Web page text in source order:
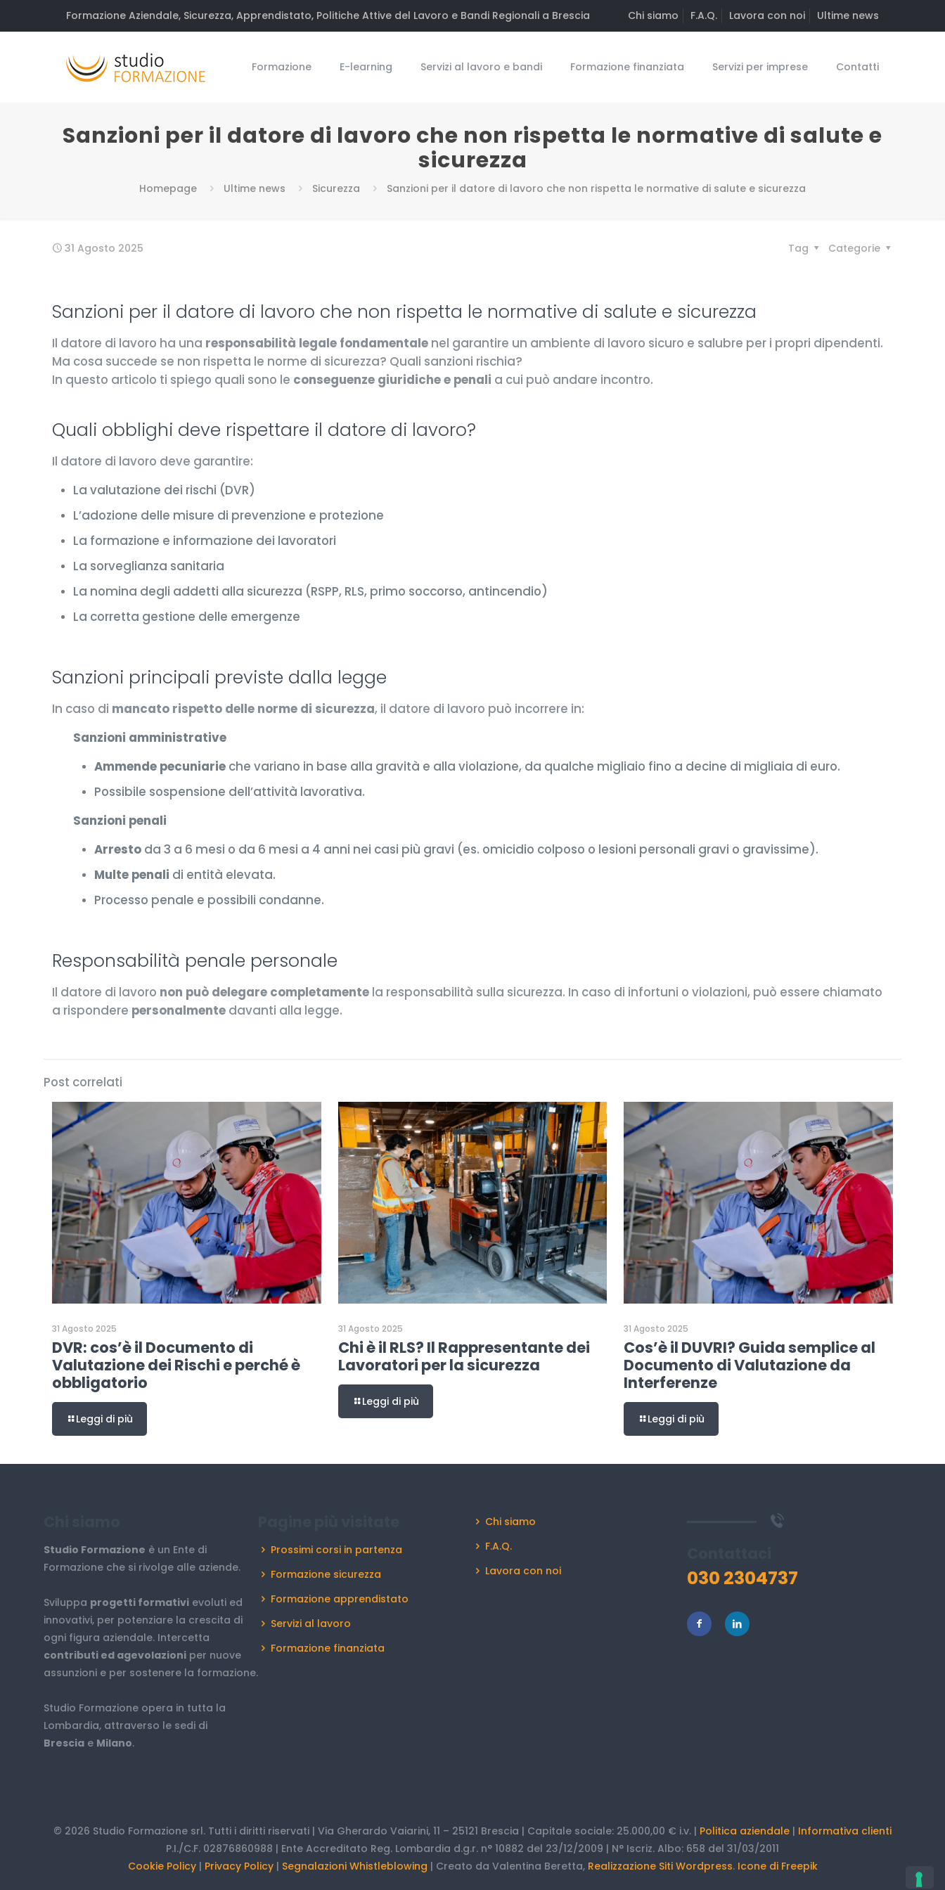
Formazione Aziendale, Sicurezza, Apprendistato, Politiche Attive del Lavoro e Bandi Regionali a Brescia Chi siamo F.A.Q. Lavora con noi Ultime news
Formazione E-learning Servizi al lavoro e bandi Formazione finanziata Servizi per imprese Contatti
Sanzioni per il datore di lavoro che non rispetta le normative di salute e
sicurezza
Homepage Ultime news Sicurezza Sanzioni per il datore di lavoro che non rispetta le normative di salute e sicurezza
31 Agosto 2025 Categorie
Tag
Sanzioni per il datore di lavoro che non rispetta le normative di salute e sicurezza
Il datore di lavoro ha una responsabilità legale fondamentale nel garantire un ambiente di lavoro sicuro e salubre per i propri dipendenti.
Ma cosa succede se non rispetta le norme di sicurezza? Quali sanzioni rischia?
In questo articolo ti spiego quali sono le conseguenze giuridiche e penali a cui può andare incontro.
Quali obblighi deve rispettare il datore di lavoro?
Il datore di lavoro deve garantire:
La valutazione dei rischi (DVR)
L’adozione delle misure di prevenzione e protezione
La formazione e informazione dei lavoratori
La sorveglianza sanitaria
La nomina degli addetti alla sicurezza (RSPP, RLS, primo soccorso, antincendio)
La corretta gestione delle emergenze
Sanzioni principali previste dalla legge
In caso di mancato rispetto delle norme di sicurezza, il datore di lavoro può incorrere in:
Sanzioni amministrative
Ammende pecuniarie che variano in base alla gravità e alla violazione, da qualche migliaio fino a decine di migliaia di euro.
Possibile sospensione dell’attività lavorativa.
Sanzioni penali
Arresto da 3 a 6 mesi o da 6 mesi a 4 anni nei casi più gravi (es. omicidio colposo o lesioni personali gravi o gravissime).
Multe penali di entità elevata.
Processo penale e possibili condanne.
Responsabilità penale personale
Il datore di lavoro non può delegare completamente la responsabilità sulla sicurezza. In caso di infortuni o violazioni, può essere chiamato
a rispondere personalmente davanti alla legge.
Post correlati
31 Agosto 2025
DVR: cos’è il Documento di
Valutazione dei Rischi e perché è
obbligatorio
Leggi di più
31 Agosto 2025
Chi è il RLS? Il Rappresentante dei
Lavoratori per la sicurezza
Leggi di più
31 Agosto 2025
Cos’è il DUVRI? Guida semplice al
Documento di Valutazione da
Interferenze
Leggi di più
Studio Formazione è un Ente di
Formazione che si rivolge alle aziende.
Sviluppa progetti formativi evoluti ed
innovativi, per potenziare la crescita di
ogni figura aziendale. Intercetta
contributi ed agevolazioni per nuove
assunzioni e per sostenere la formazione.
Studio Formazione opera in tutta la
Lombardia, attraverso le sedi di
Brescia e Milano.
Prossimi corsi in partenza
Formazione sicurezza
Formazione apprendistato
Servizi al lavoro
Formazione finanziata
Chi siamo
F.A.Q.
Lavora con noi
030 2304737
© 2026 Studio Formazione srl. Tutti i diritti riservati | Via Gherardo Vaiarini, 11 – 25121 Brescia | Capitale sociale: 25.000,00 € i.v. | Politica aziendale | Informativa clienti
P.I./C.F. 02876860988 | Ente Accreditato Reg. Lombardia d.g.r. n° 10882 del 23/12/2009 | N° Iscriz. Albo: 658 del 31/03/2011
Cookie Policy| Privacy Policy| Segnalazioni Whistleblowing | Creato da Valentina Beretta, Realizzazione Siti Wordpress. Icone di Freepik